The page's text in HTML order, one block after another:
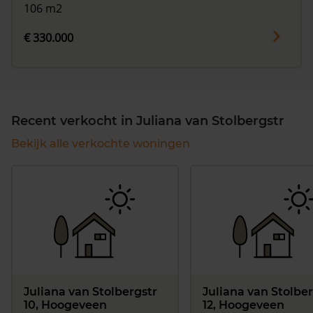
106 m2
€ 330.000
Recent verkocht in Juliana van Stolbergstr
Bekijk alle verkochte woningen
Juliana van Stolbergstr
10, Hoogeveen
Juliana van
12, Hoogeveen